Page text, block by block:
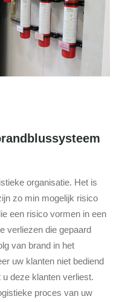
organisatie. Het is
zo min mogelijk risico
een risico vormen in een
verliezen die gepaard
van brand in het
uw klanten niet bediend
deze klanten verliest.
proces van uw